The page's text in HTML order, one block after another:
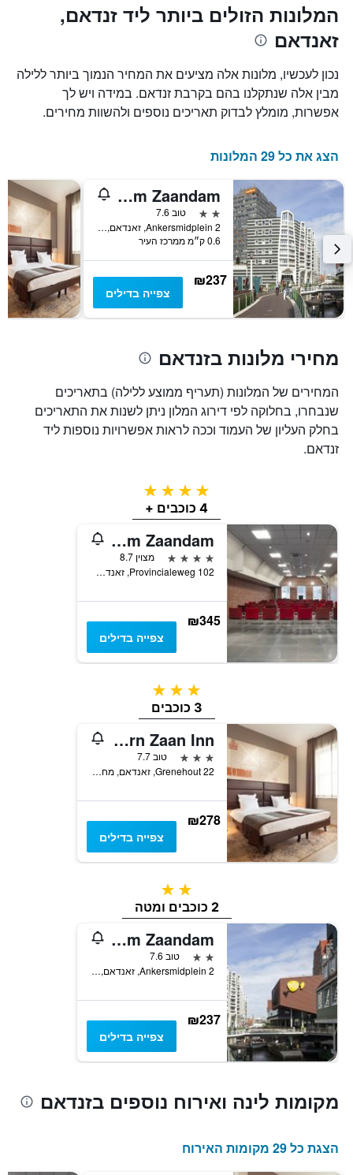
המלונות הזולים ביותר ליד זנדאם,
זאנדאם
נכון לעכשיו, מלונות אלה מציעים את המחיר הנמוך ביותר ללילה
מבין אלה שנתקלנו בהם בקרבת זנדאם. במידה ויש לך
אפשרות, מומלץ לבדוק תאריכים נוספים ולהשוות מחירים.
הצג את כל 29 המלונות
easyHotel Amsterdam Zaandam
2 כוכבים
טוב 7.6
Ankersmidplein 2, זאנדאם, מחוז צפון הולנד, הולנד
0.6 ק״מ ממרכז העיר
₪237
צפייה בדילים
מחירי מלונות בזנדאם
המחירים של המלונות (תעריף ממוצע ללילה) בתאריכים
שנבחרו, בחלוקה לפי דירוג המלון ניתן לשנות את התאריכים
בחלק העליון של העמוד וככה לראות אפשרויות נוספות ליד
זנדאם.
4 כוכבים
4 כוכבים +
Inntel Hotels Amsterdam Zaandam
4 כוכבים
מצוין 8.7
Provincialeweg 102, זאנדאם, מחוז צפון הולנד, הולנד
₪345
צפייה בדילים
3 כוכבים
3 כוכבים
Best Western Zaan Inn
3 כוכבים
טוב 7.7
Grenehout 22, זאנדאם, מחוז צפון הולנד, הולנד
₪278
צפייה בדילים
2 כוכבים
2 כוכבים ומטה
easyHotel Amsterdam Zaandam
2 כוכבים
טוב 7.6
Ankersmidplein 2, זאנדאם, מחוז צפון הולנד, הולנד
₪237
צפייה בדילים
מקומות לינה ואירוח נוספים בזנדאם
הצגת כל 29 מקומות האירוח